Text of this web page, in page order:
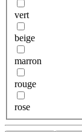
vert
beige
marron
rouge
rose